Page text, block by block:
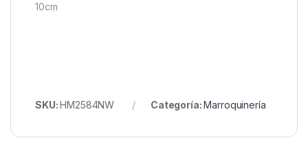
10cm
SKU:HM2584NW Categoría:Marroquinería